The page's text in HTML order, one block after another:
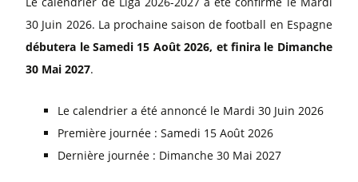
30 Juin 2026. La prochaine saison de football en Espagne
débutera le Samedi 15 Août 2026, et finira le Dimanche
30 Mai 2027.
Le calendrier a été annoncé le Mardi 30 Juin 2026
Première journée : Samedi 15 Août 2026
Dernière journée : Dimanche 30 Mai 2027